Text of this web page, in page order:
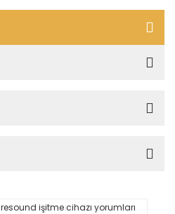
resound işitme cihazı yorumları